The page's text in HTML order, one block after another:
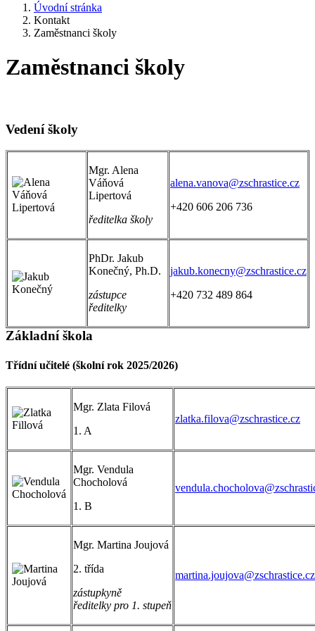
Úvodní stránka
Kontakt
Zaměstnanci školy
Zaměstnanci školy
Vedení školy
Mgr. Alena
Váňová
Lipertová
ředitelka školy
alena.vanova@zschrastice.cz
+420 606 206 736
PhDr. Jakub
Konečný, Ph.D.
zástupce
ředitelky
jakub.konecny@zschrastice.cz
+420 732 489 864
Základní škola
Třídní učitelé (školní rok 2025/2026)
Mgr. Zlata Filová
1. A
zlatka.filova@zschrastice.cz
Mgr. Vendula
Chocholová
1. B
Mgr. Martina Joujová
2. třída
zástupkyně
ředitelky pro 1. stupeň
martina.joujova@zschrastice.cz